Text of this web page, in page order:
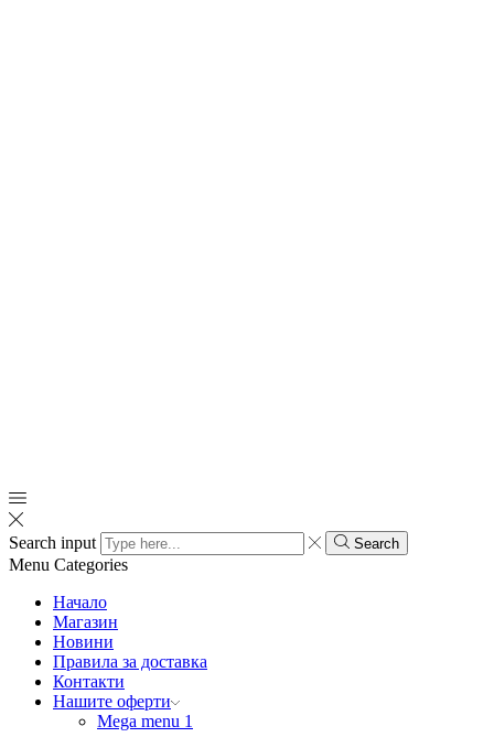
Search input Search
Menu Categories
Начало
Магазин
Новини
Правила за доставка
Контакти
Нашите оферти
Mega menu 1